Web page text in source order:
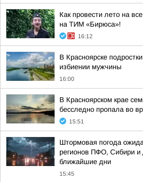
Как провести лето на
на ТИМ «Бирюса»!
16:12
В Красноярске
избиении мужчины
16:00
В Красноярском крае
бесследно пропала во
15:51
Штормовая погода
регионов ПФО, Сибири и
ближайшие дни
15:45